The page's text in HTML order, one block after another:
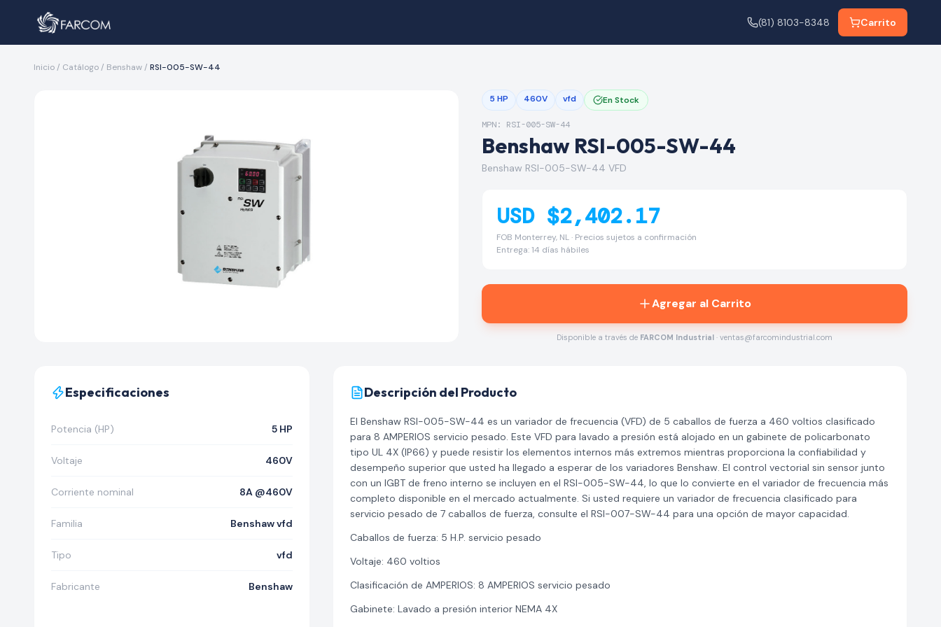
(81) 8103-8348 Carrito
Inicio / Catálogo / Benshaw / RSI-005-SW-44
5 HP 460V vfd En Stock
MPN: RSI-005-SW-44
Benshaw RSI-005-SW-44
Benshaw RSI-005-SW-44 VFD
USD $2,402.17
FOB Monterrey, NL · Precios sujetos a confirmación
Entrega: 14 días hábiles
Agregar al Carrito
Disponible a través de FARCOM Industrial · ventas@farcomindustrial.com
Especificaciones
Potencia (HP) 5 HP
Voltaje 460V
Corriente nominal 8A @460V
Familia Benshaw vfd
Tipo vfd
Fabricante Benshaw
Descripción del Producto
El Benshaw RSI-005-SW-44 es un variador de frecuencia (VFD) de 5 caballos de fuerza a 460 voltios clasificado
para 8 AMPERIOS servicio pesado. Este VFD para lavado a presión está alojado en un gabinete de policarbonato
tipo UL 4X (IP66) y puede resistir los elementos internos más extremos mientras proporciona la confiabilidad y
desempeño superior que usted ha llegado a esperar de los variadores Benshaw. El control vectorial sin sensor junto
con un IGBT de freno interno se incluyen en el RSI-005-SW-44, lo que lo convierte en el variador de frecuencia más
completo disponible en el mercado actualmente. Si usted requiere un variador de frecuencia clasificado para
servicio pesado de 7 caballos de fuerza, consulte el RSI-007-SW-44 para una opción de mayor capacidad.
Caballos de fuerza: 5 H.P. servicio pesado
Voltaje: 460 voltios
Clasificación de AMPERIOS: 8 AMPERIOS servicio pesado
Gabinete: Lavado a presión interior NEMA 4X